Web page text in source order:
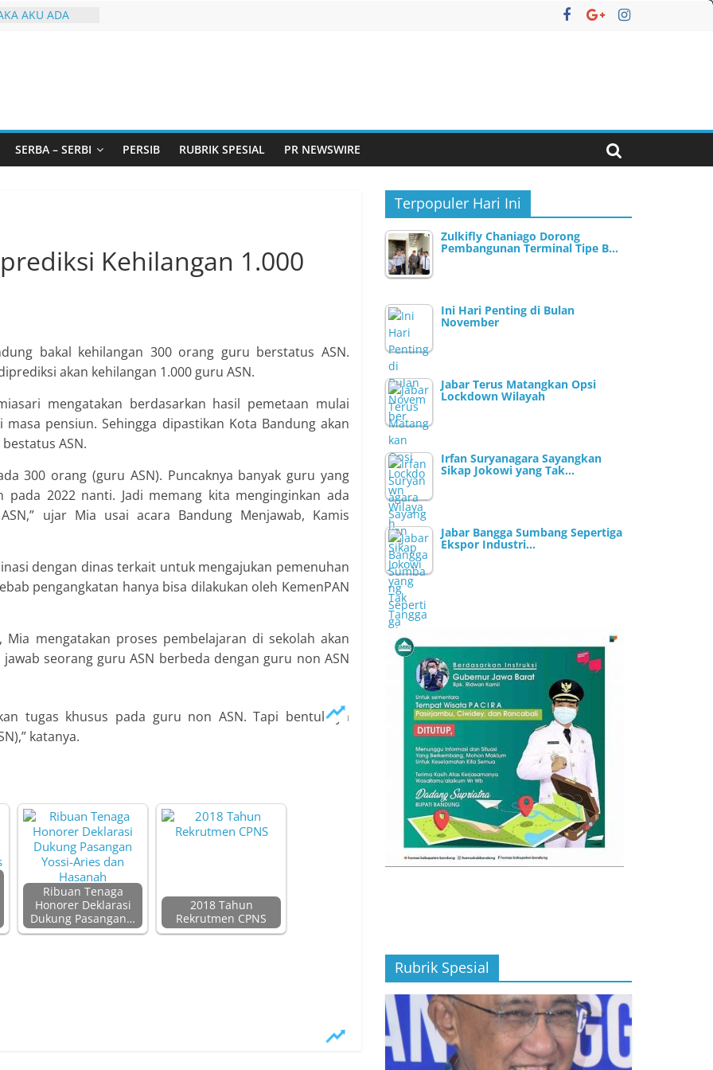
AKU ADA
Seminar
Standarisasi
Pemurtadan
SERBA – SERBI PERSIB RUBRIK SPESIAL PR NEWSWIRE
Kehilangan 1.000
bakal kehilangan 300 orang guru berstatus ASN.
akan kehilangan 1.000 guru ASN.
mengatakan berdasarkan hasil pemetaan mulai
pensiun. Sehingga dipastikan Kota Bandung akan
ASN.
300 orang (guru ASN). Puncaknya banyak guru yang
2022 nanti. Jadi memang kita menginginkan ada
ujar Mia usai acara Bandung Menjawab, Kamis
dengan dinas terkait untuk mengajukan pemenuhan
pengangkatan hanya bisa dilakukan oleh KemenPAN
Mia mengatakan proses pembelajaran di sekolah akan
seorang guru ASN berbeda dengan guru non ASN
tugas khusus pada guru non ASN. Tapi bentuknya
katanya.
Ribuan Tenaga
Honorer Deklarasi
Dukung Pasangan…
2018 Tahun
Rekrutmen CPNS
Terpopuler Hari Ini
Zulkifly Chaniago Dorong
Pembangunan Terminal Tipe B…
Ini Hari Penting di Bulan
November
Jabar Terus Matangkan Opsi
Lockdown Wilayah
Irfan Suryanagara Sayangkan
Sikap Jokowi yang Tak…
Jabar Bangga Sumbang Sepertiga
Ekspor Industri…
Rubrik Spesial